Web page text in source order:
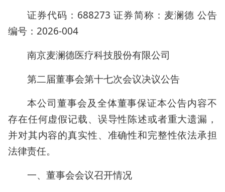
证券代码：688273 证券简称：麦澜德 公告
编号：2026-004
南京麦澜德医疗科技股份有限公司
第二届董事会第十七次会议决议公告
本公司董事会及全体董事保证本公告内容不
存在任何虚假记载、误导性陈述或者重大遗漏，
并对其内容的真实性、准确性和完整性依法承担
法律责任。
一、董事会会议召开情况